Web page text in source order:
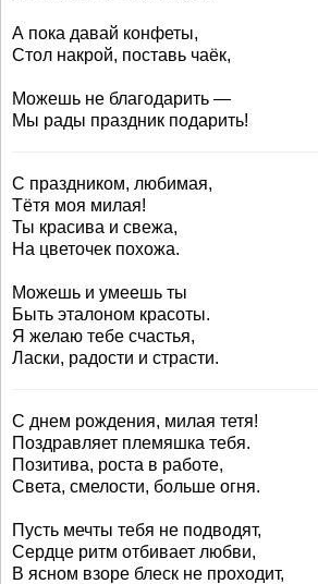
А пока давай конфеты,
Стол накрой, поставь чаёк,
Можешь не благодарить —
Мы рады праздник подарить!
С праздником, любимая,
Тётя моя милая!
Ты красива и свежа,
На цветочек похожа.
Можешь и умеешь ты
Быть эталоном красоты.
Я желаю тебе счастья,
Ласки, радости и страсти.
С днем рождения, милая тетя!
Поздравляет племяшка тебя.
Позитива, роста в работе,
Света, смелости, больше огня.
Пусть мечты тебя не подводят,
Сердце ритм отбивает любви,
В ясном взоре блеск не проходит,